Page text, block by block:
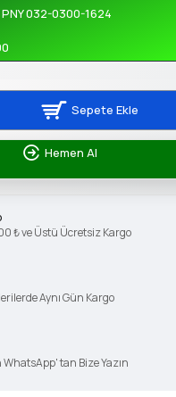
PNY 032-0300-1624
Sepete Ekle
Hemen Al
₺ ve Üstü Ücretsiz Kargo
Aynı Gün Kargo
tan Bize Yazın